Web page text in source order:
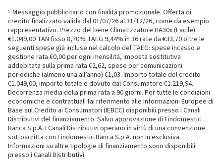
⁵ Messaggio pubblicitario con finalità promozionale. Offerta di
credito finalizzato valida dal 01/07/26 al 31/12/26, come da esempio
rappresentativo. Prezzo del bene Climatizzatore HA30x (Facile)
€1.049,00 TAN fisso 8,70% TAEG 9,44% in 36 rate da €33,70 oltre le
seguenti spese già incluse nel calcolo del TAEG: spese incasso e
gestione rata €0,00 per ogni mensilità, imposta sostitutiva
addebitata sulla prima rata €2,62, spese per comunicazioni
periodiche (almeno una all’anno) €1,03. Importo totale del credito
€1.049,00, importo totale e dovuto dal Consumatore €1.219,94.
Decorrenza media della prima rata a 90 giorni. Per tutte le condizioni
economiche e contrattuali fai riferimento alle Informazioni Europee di
Base sul Credito ai Consumatori (IEBCC) disponibili presso i Canali
Distributivi del finanziamento. Salvo approvazione di Findomestic
Banca S.p.A. I Canali Distributivi operano in virtù di una convenzione
sottoscritta con Findomestic Banca S.p.A. non in esclusiva.
Informazioni su altre tipologie di finanziamento sono disponibili
presso i Canali Distributivi.